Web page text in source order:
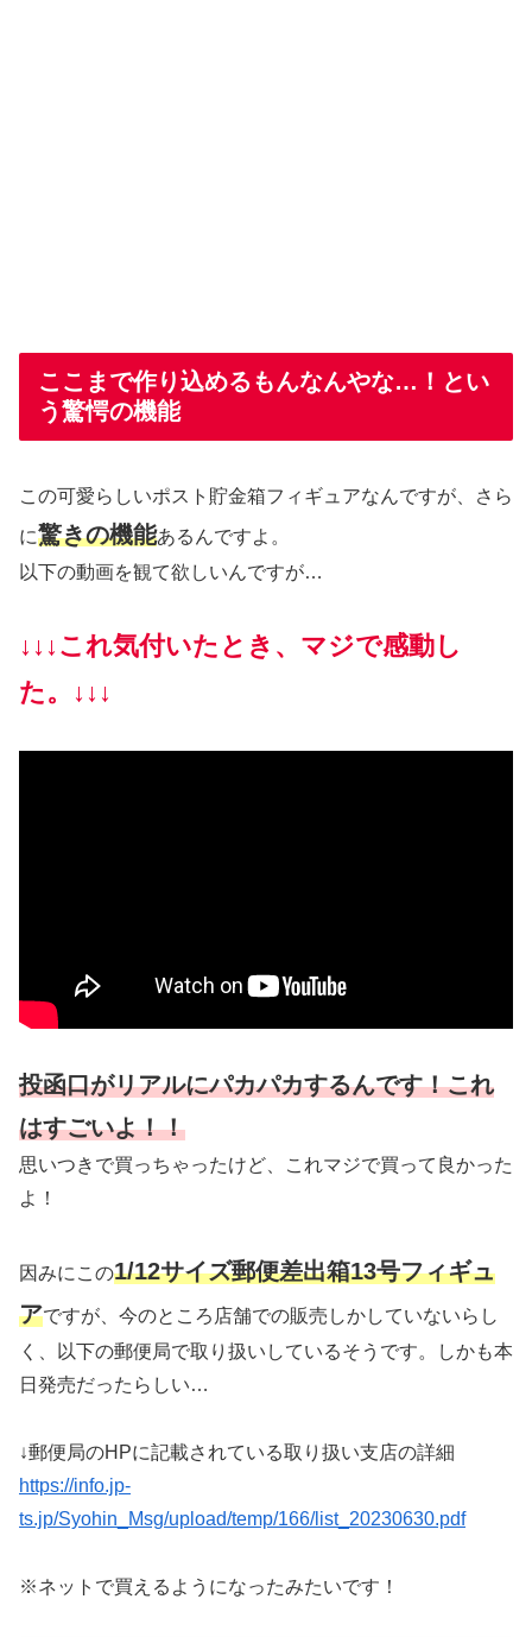
ここまで作り込めるもんなんやな…！とい
う驚愕の機能
この可愛らしいポスト貯金箱フィギュアなんですが、さら
に驚きの機能あるんですよ。
以下の動画を観て欲しいんですが…
↓↓↓ これ気付いたとき、マジで感動し
た。
↓↓↓
投函口がリアルにパカパカするんです！これ
はすごいよ！！
思いつきで買っちゃったけど、これマジで買って良かった
よ！
因みにこの1/12サイズ郵便差出箱13号フィギュ
アですが、今のところ店舗での販売しかしていないらし
く、以下の郵便局で取り扱いしているそうです。しかも本
日発売だったらしい…
↓郵便局のHPに記載されている取り扱い支店の詳細
https://info.jp-
ts.jp/Syohin_Msg/upload/temp/166/list_20230630.pdf
※ネットで買えるようになったみたいです！